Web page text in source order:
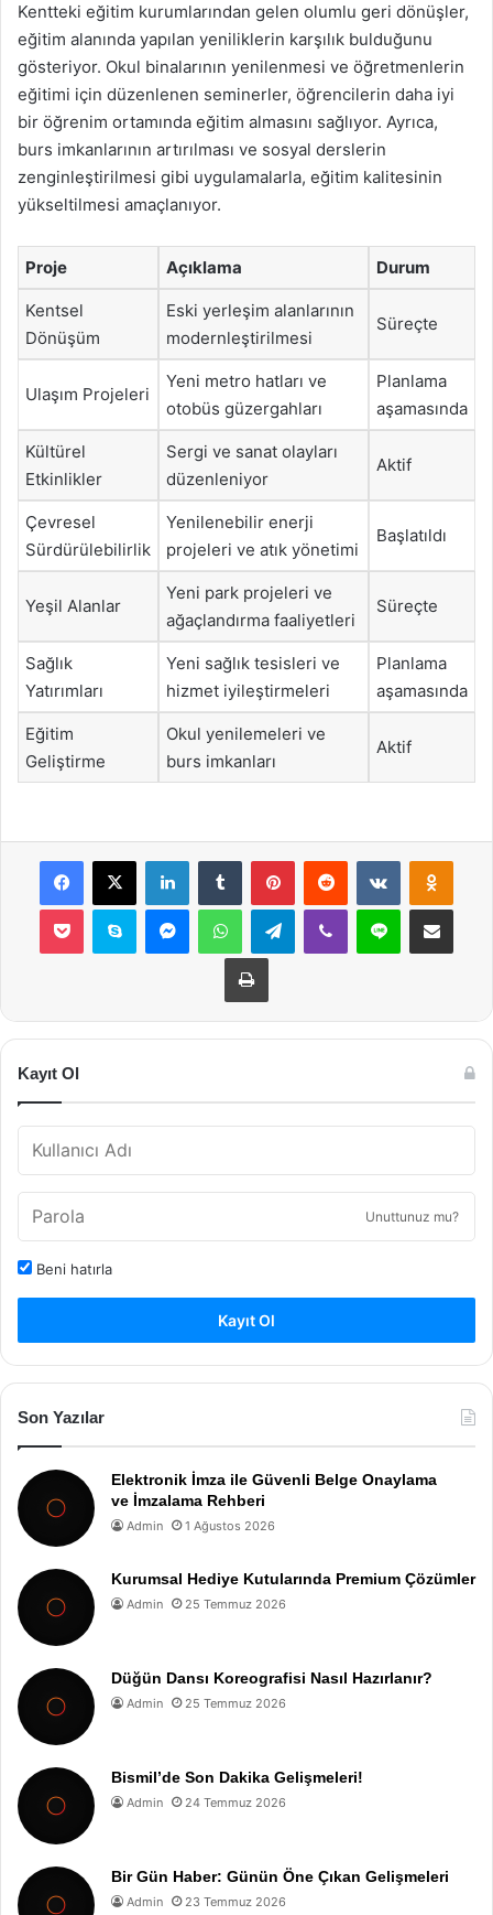
Kentteki eğitim kurumlarından gelen olumlu geri dönüşler,
eğitim alanında yapılan yeniliklerin karşılık bulduğunu
gösteriyor. Okul binalarının yenilenmesi ve öğretmenlerin
eğitimi için düzenlenen seminerler, öğrencilerin daha iyi
bir öğrenim ortamında eğitim almasını sağlıyor. Ayrıca,
burs imkanlarının artırılması ve sosyal derslerin
zenginleştirilmesi gibi uygulamalarla, eğitim kalitesinin
yükseltilmesi amaçlanıyor.
Proje Açıklama Durum
Kentsel
Dönüşüm
Eski yerleşim alanlarının
modernleştirilmesi
Süreçte
Ulaşım Projeleri
Yeni metro hatları ve
otobüs güzergahları
Planlama
aşamasında
Kültürel
Etkinlikler
Sergi ve sanat olayları
düzenleniyor
Aktif
Çevresel
Sürdürülebilirlik
Yenilenebilir enerji
projeleri ve atık yönetimi
Başlatıldı
Yeşil Alanlar
Yeni park projeleri ve
ağaçlandırma faaliyetleri
Süreçte
Sağlık
Yatırımları
Yeni sağlık tesisleri ve
hizmet iyileştirmeleri
Planlama
aşamasında
Eğitim
Geliştirme
Okul yenilemeleri ve
burs imkanları
Aktif
Facebook
X LinkedInTumblr PinterestReddit VKontakte
Pocket Skype MessengerWhatsAppTelegramViber Line E-Posta ile
Yazdır
Kayıt Ol
Unuttunuz mu?
Beni hatırla
Kayıt Ol
Son Yazılar
Elektronik İmza ile Güvenli Belge Onaylama
ve İmzalama Rehberi
Admin 1 Ağustos 2026
Kurumsal Hediye Kutularında Premium Çözümler
Admin 25 Temmuz 2026
Düğün Dansı Koreografisi Nasıl Hazırlanır?
Admin 25 Temmuz 2026
Bismil’de Son Dakika Gelişmeleri!
Admin 24 Temmuz 2026
Bir Gün Haber: Günün Öne Çıkan Gelişmeleri
Admin 23 Temmuz 2026